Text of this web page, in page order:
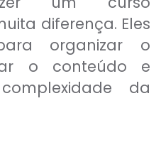
diferença. Eles
organizar o
o conteúdo e
da